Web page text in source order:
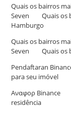
Quais os bairros
Seven emQuais os
Hamburgo
Quais os bairros
Seven emQuais os
Pendaftaran
para seu imóvel
Αναφορ Binance
residência